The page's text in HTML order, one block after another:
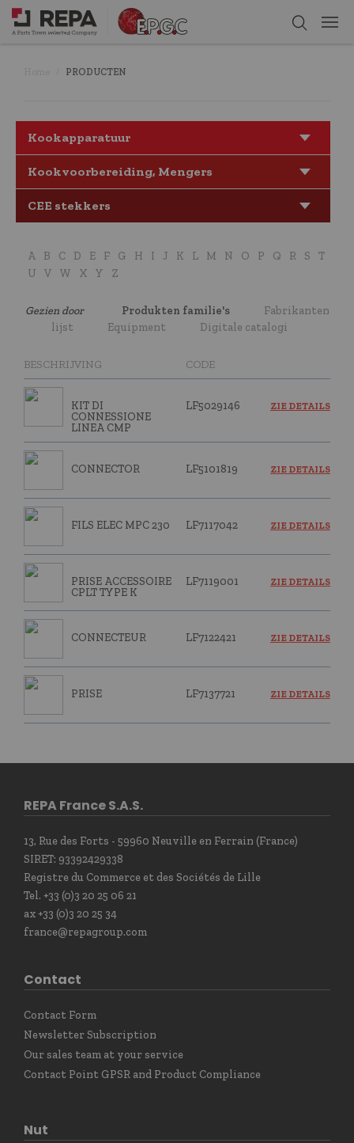
PRODUCTEN
Kookapparatuur
Kookvoorbereiding, Mengers
CEE stekkers
A B C D E F G H I J K L M N O P Q R S
T
U
V W X Y Z
Gezien door Produkten familie's
Fabrikanten
lijst
Equipment Digitale catalogi
BESCHRIJVING CODE
KIT DI
CONNESSIONE
LINEA CMP
LF5029146 ZIE DETAILS
CONNECTOR LF5101819 ZIE DETAILS
FILS ELEC MPC 230 LF7117042 ZIE DETAILS
PRISE ACCESSOIRE
CPLT TYPE K
LF7119001 ZIE DETAILS
CONNECTEUR LF7122421 ZIE DETAILS
PRISE LF7137721 ZIE DETAILS
REPA France S.A.S.
13, Rue des Forts - 59960 Neuville en Ferrain (France)
SIRET: 93392429338
Registre du Commerce et des Sociétés de Lille
Tel. +33 (0)3 20 25 06 21
ax +33 (0)3 20 25 34
france@repagroup.com
Contact
Contact Form
Newsletter Subscription
Our sales team at your service
Contact Point GPSR and Product Compliance
Nut